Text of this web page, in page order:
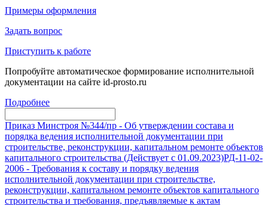
Примеры оформления
Задать вопрос
Приступить к работе
Попробуйте автоматическое формирование исполнительной
документации на сайте id-prosto.ru
Подробнее
Приказ Минстроя №344/пр - Об утверждении состава и
порядка ведения исполнительной документации при
строительстве, реконструкции, капитальном ремонте объектов
капитального строительства (Действует с 01.09.2023)РД-11-02-
2006 - Требования к составу и порядку ведения
исполнительной документации при строительстве,
реконструкции, капитальном ремонте объектов капитального
строительства и требования, предъявляемые к актам